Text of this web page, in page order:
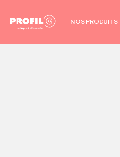
NOS PRODUITS